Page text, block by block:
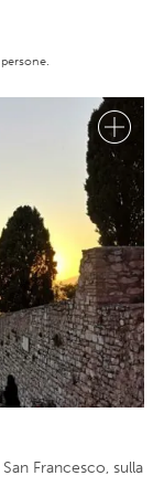
Francesco, sulla